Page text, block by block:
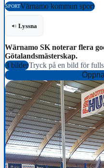
SPORTVärnamo kommun sport
Lyssna
Wärnamo SK noterar flera
Götalandsmästerskap.
3 bilderTryck på en bild för